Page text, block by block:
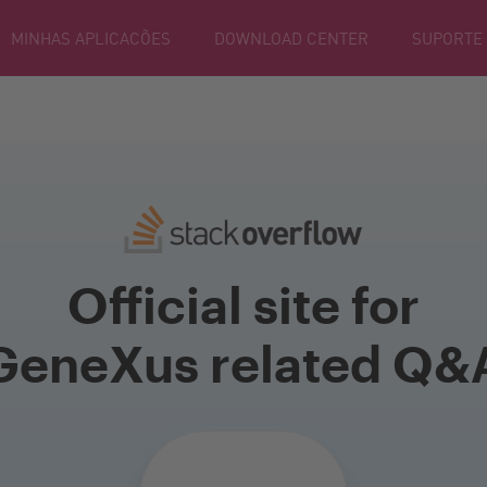
MINHAS APLICACÕES DOWNLOAD CENTER SUPORTE
Official site for
related